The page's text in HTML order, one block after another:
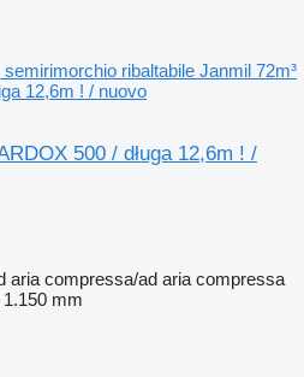
semirimorchio ribaltabile Janmil 72m³
12,6m ! / nuovo
500 / długa 12,6m ! /
aria compressa/ad aria compressa
1.150 mm